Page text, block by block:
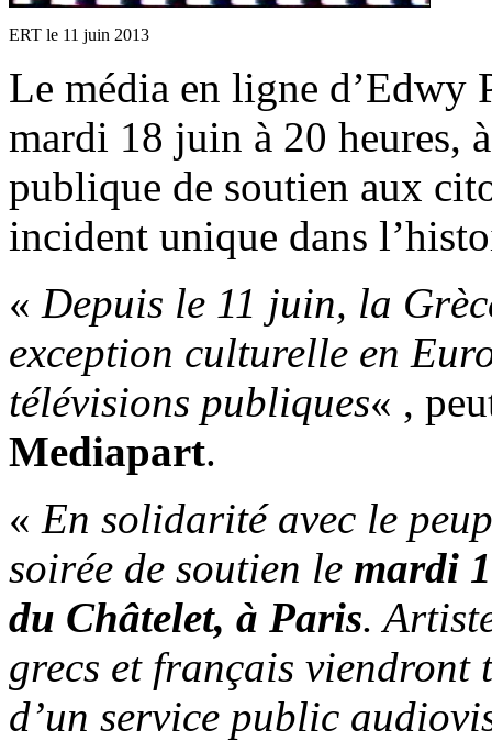
ERT le 11 juin 2013
Le média en ligne d’Edwy
mardi 18 juin à 20 heures,
publique de soutien aux
incident unique dans
« Depuis le 11 juin, la
excep­tion culturelle en
télé­vi­sions publiques« ,
Mediapart.
« En solidarité avec le
soirée de soutien le mardi
du Châtelet, à Paris.
grecs et français viendront
d’un service public